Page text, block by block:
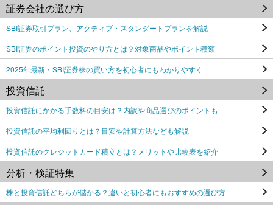
証券会社の選び方
SBI証券取引プラン、アクティブ・スタンダートプランを解説
SBI証券のポイント投資のやり方とは？対象商品やポイント種類
2025年最新・SBI証券株の買い方を初心者にもわかりやすく
投資信託
投資信託にかかる手数料の目安は？内訳や商品選びのポイントも
投資信託の平均利回りとは？目安や計算方法なども解説
投資信託のクレジットカード積立とは？メリットや比較表を紹介
分析・検証特集
株と投資信託どちらが儲かる？違いと初心者にもおすすめの選び方